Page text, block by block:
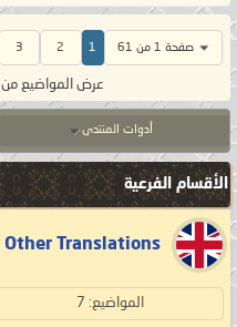
صفحة 1 من 61 1
2
3
عرض المواضيع من 1 إلى 20 من 1215
أدوات المنتدى
الأقسام الفرعية
Other Translations
المواضيع: 7